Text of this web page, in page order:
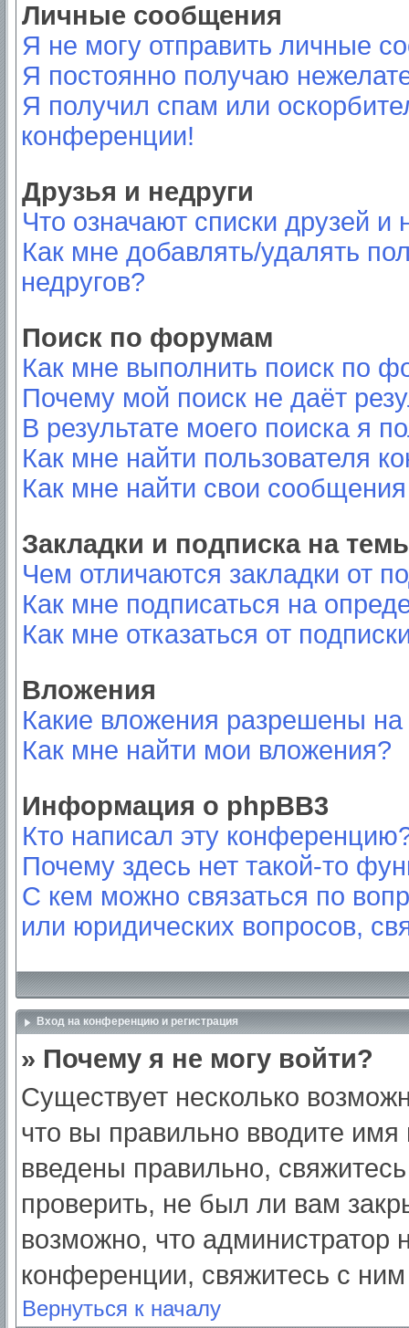
Личные сообщения
Я не могу отправить личные
Я постоянно получаю
Я получил спам или
конференции!
Друзья и недруги
Что означают списки друзей и
Как мне добавлять/удалять
недругов?
Поиск по форумам
Как мне выполнить поиск по
Почему мой поиск не даёт
В результате моего поиска я
Как мне найти пользователя
Как мне найти свои
Закладки и подписка на
Чем отличаются закладки от
Как мне подписаться на
Как мне отказаться от
Вложения
Какие вложения разрешены
Как мне найти мои вложения?
Информация о phpBB3
Кто написал эту
Почему здесь нет такой-то
С кем можно связаться по
или юридических вопросов,
Вход на конференцию и регистрация
» Почему я не могу войти?
Существует несколько
что вы правильно вводите
введены правильно,
проверить, не был ли вам
возможно, что администратор
конференции, свяжитесь с
Вернуться к началу